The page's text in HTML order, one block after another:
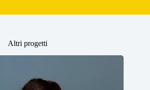
Altri progetti